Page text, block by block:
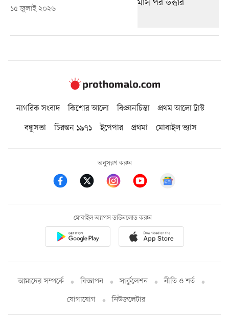
১৫ জুলাই ২০২৬
নাগরিক সংবাদ কিশোর আলো বিজ্ঞানচিন্তা
প্রথম আলো ট্রাস্ট
বন্ধুসভা
চিরন্তন ১৯৭১ ইপেপার প্রথমা মোবাইল ভ্যাস
অনুসরণ করুন
মোবাইল অ্যাপস ডাউনলোড করুন
আমাদের সম্পর্কে বিজ্ঞাপন সার্কুলেশন
নীতি ও শর্ত
যোগাযোগ
নিউজলেটার